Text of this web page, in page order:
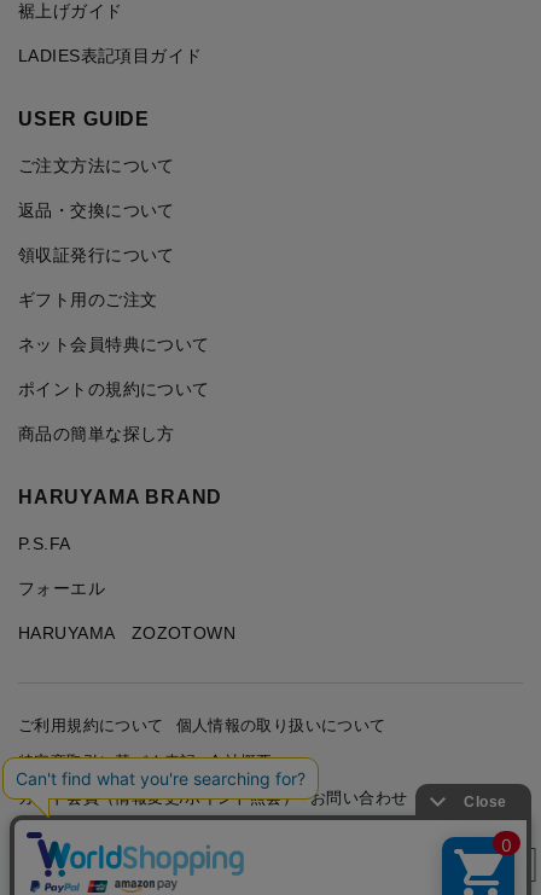
絞り込み
裾上げガイド
LADIES表記項目ガイド
USER GUIDE
ご注文方法について
返品・交換について
領収証発行について
ギフト用のご注文
ネット会員特典について
ポイントの規約について
商品の簡単な探し方
HARUYAMA BRAND
P.S.FA
フォーエル
HARUYAMA ZOZOTOWN
ご利用規約について
個人情報の取り扱いについて
特定商取引に基づく表記
会社概要
カード会員（情報変更/ポイント照会）
お問い合わせ